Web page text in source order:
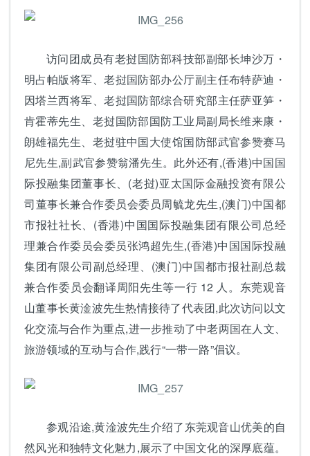
访问团成员有老挝国防部科技部副部长坤沙万・
明占帕版将军、老挝国防部办公厅副主任布特萨迪・
因塔兰西将军、老挝国防部综合研究部主任萨亚笋・
肯霍蒂先生、老挝国防部国防工业局副局长维来康・
朗雄福先生、老挝驻中国大使馆国防部武官参赞赛马
尼先生,副武官参赞翁潘先生。此外还有,(香港)中国国
际投融集团董事长、(老挝)亚太国际金融投资有限公
司董事长兼合作委员会委员周毓龙先生,(澳门)中国都
市报社社长、(香港)中国国际投融集团有限公司总经
理兼合作委员会委员张鸿超先生,(香港)中国国际投融
集团有限公司副总经理、(澳门)中国都市报社副总裁
兼合作委员会翻译周阳先生等一行 12 人。东莞观音
山董事长黄淦波先生热情接待了代表团,此次访问以文
化交流与合作为重点,进一步推动了中老两国在人文、
旅游领域的互动与合作,践行“一带一路”倡议。
参观沿途,黄淦波先生介绍了东莞观音山优美的自
然风光和独特文化魅力,展示了中国文化的深厚底蕴。